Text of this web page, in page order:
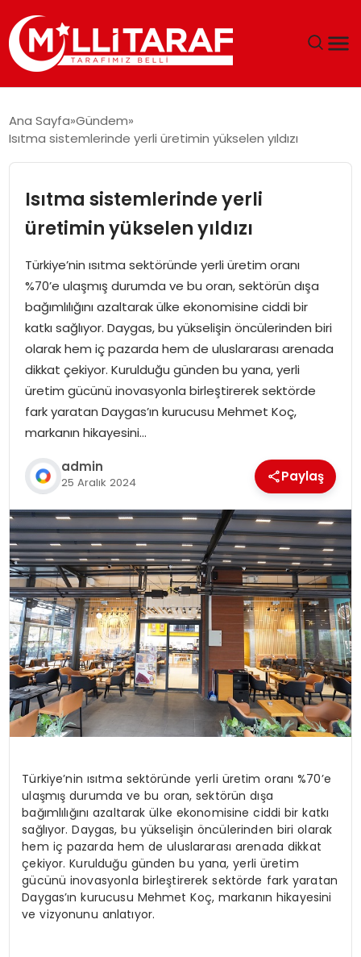
TEKNOLOJI
EKONOMI
SPOR
SIYASET
MAGAZIN
Ana Sayfa Gündem
Isıtma sistemlerinde yerli üretimin yükselen yıldızı
Isıtma sistemlerinde yerli
üretimin yükselen yıldızı
Türkiye’nin ısıtma sektöründe yerli üretim oranı
%70’e ulaşmış durumda ve bu oran, sektörün dışa
bağımlılığını azaltarak ülke ekonomisine ciddi bir
katkı sağlıyor. Daygas, bu yükselişin öncülerinden biri
olarak hem iç pazarda hem de uluslararası arenada
dikkat çekiyor. Kurulduğu günden bu yana, yerli
üretim gücünü inovasyonla birleştirerek sektörde
fark yaratan Daygas’ın kurucusu Mehmet Koç,
markanın hikayesini…
admin
25 Aralık 2024 Paylaş
Türkiye’nin ısıtma sektöründe yerli üretim oranı %70’e
ulaşmış durumda ve bu oran, sektörün dışa
bağımlılığını azaltarak ülke ekonomisine ciddi bir katkı
sağlıyor. Daygas, bu yükselişin öncülerinden biri olarak
hem iç pazarda hem de uluslararası arenada dikkat
çekiyor. Kurulduğu günden bu yana, yerli üretim
gücünü inovasyonla birleştirerek sektörde fark yaratan
Daygas’ın kurucusu Mehmet Koç, markanın hikayesini
ve vizyonunu anlatıyor.